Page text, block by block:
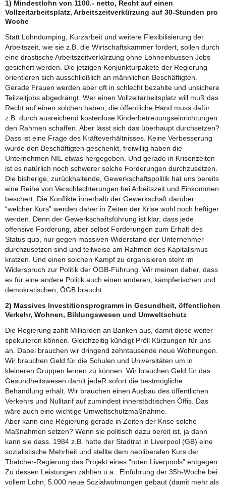
1) Mindestlohn von 1100.- netto, Recht auf einen
Vollzeitarbeitsplatz, Arbeitszeitverkürzung auf 30-Stunden pro
Woche
Statt Lohndumping, Kurzarbeit und weitere Flexibilisierung der
Arbeitszeit, wie sie z.B. die Wirtschaftskammer fordert, sollen durch
eine drastische Arbeitszeitverkürzung ohne Lohneinbussen Jobs
gesichert werden. Die jetzigen Konjunkturpakete der Regierung
orientieren sich ausschließlich an männlichen Beschäftigten.
Gerade Frauen werden aber oft in schlecht bezahlte und unsichere
Teilzeitjobs abgedrängt. Wer einen Vollzeitarbeitsplatz will muß das
Recht auf einen solchen haben, die öffentliche Hand muss dafür
z.B. durch ausreichend kostenlose Kinderbetreuungseinrichtungen
den Rahmen schaffen. Aber lässt sich das überhaupt durchsetzen?
Dass ist eine Frage des Kräfteverhältnisses. Keine Verbesserung
wurde den Beschäftigten geschenkt, freiwillig haben die
Unternehmen NIE etwas hergegeben. Und gerade in Krisenzeiten
ist es natürlich noch schwerer solche Forderungen durchzusetzen.
Die bisherige, zurückhaltende, Gewerkschaftspolitik hat uns bereits
eine Reihe von Verschlechterungen bei Arbeitszeit und Einkommen
beschert. Die Konflikte innerhalb der Gewerkschaft darüber
“welcher Kurs” werden daher in Zeiten der Krise wohl noch heftiger
werden. Denn der Gewerkschaftsführung ist klar, dass jede
offensive Forderung, aber selbst Forderungen zum Erhalt des
Status quo, nur gegen massiven Widerstand der Unternehmer
durchzusetzen sind und teilweise am Rahmen des Kapitalismus
kratzen. Und einen solchen Kampf zu organisieren steht im
Widerspruch zur Politik der ÖGB-Führung. Wir meinen daher, dass
es für eine andere Politik auch einen anderen, kämpferischen und
demokratischen, ÖGB braucht.
2) Massives Investitionsprogramm in Gesundheit, öffentlichen
Verkehr, Wohnen, Bildungswesen und Umweltschutz
Die Regierung zahlt Milliarden an Banken aus, damit diese weiter
spekulieren können. Gleichzeitig kündigt Pröll Kürzungen für uns
an. Dabei brauchen wir dringend zehntausende neue Wohnungen.
Wir brauchen Geld für die Schulen und Universitäten um in
kleineren Gruppen lernen zu können. Wir brauchen Geld für das
Gesundheitswesen damit jedeR sofort die bestmögliche
Behandlung erhält. Wir brauchen einen Ausbau des öffentlichen
Verkehrs und Nulltarif auf zumindest innerstädtischen Öffis. Das
wäre auch eine wichtige Umweltschutzmaßnahme.
Aber kann eine Regierung gerade in Zeiten der Krise solche
Maßnahmen setzen? Wenn sie politisch dazu bereit ist, ja dann
kann sie dass. 1984 z.B. hatte der Stadtrat in Liverpool (GB) eine
sozialistische Mehrheit und stellte dem neoliberalen Kurs der
Thatcher-Regierung das Projekt eines “roten Liverpools” entgegen.
Zu dessen Leistungen zählten u.a.: Einführung der 35h-Woche bei
vollem Lohn, 5.000 neue Sozialwohnungen gebaut (damit mehr als